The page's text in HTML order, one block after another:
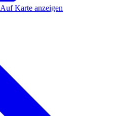
Auf Karte anzeigen